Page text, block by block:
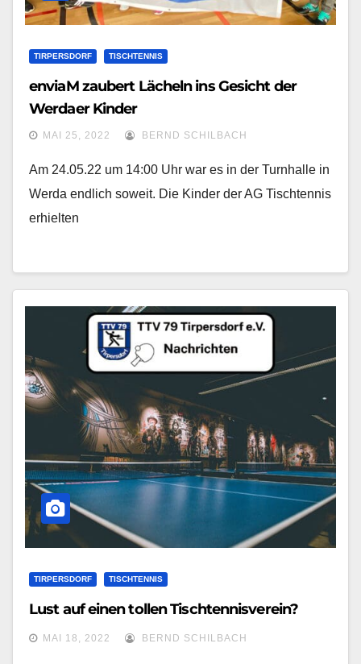
TIRPERSDORF TISCHTENNIS
enviaM zaubert Lächeln ins Gesicht der
Werdaer Kinder
MAI 25, 2022 BERND SCHILBACH
Am 24.05.22 um 14:00 Uhr war es in der Turnhalle in
Werda endlich soweit. Die Kinder der AG Tischtennis
erhielten
TIRPERSDORF TISCHTENNIS
Lust auf einen tollen Tischtennisverein?
MAI 18, 2022 BERND SCHILBACH